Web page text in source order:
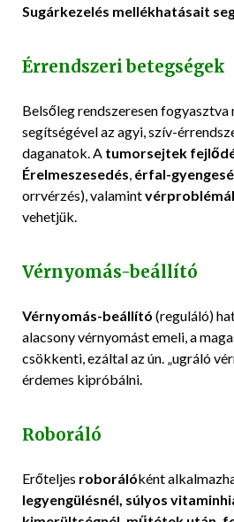
Sugárkezelés mellékhatásait
Érrendszeri betegségek
Belsőleg rendszeresen
segítségével az agyi, szív-
daganatok. A tumorsejtek
Érelmeszesedés, érfal-
orrvérzés), valamint
vehetjük.
Vérnyomás-beállító
Vérnyomás-beállító (reguláló)
alacsony vérnyomást emeli, a
csökkenti, ezáltal az ún. „ugráló
érdemes kipróbálni.
Roboráló
Erőteljes roborálóként
legyengülésnél, súlyos